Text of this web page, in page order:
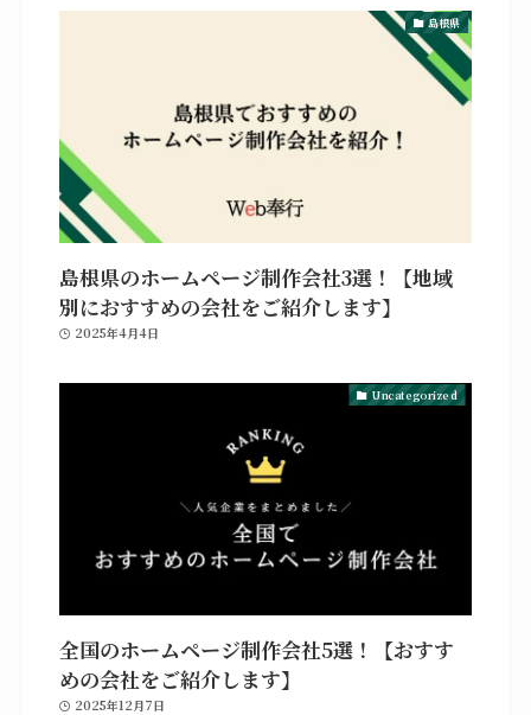
島根県
島根県のホームページ制作会社3選！【地域
別におすすめの会社をご紹介します】
2025年4月4日
Uncategorized
全国のホームページ制作会社5選！【おすす
めの会社をご紹介します】
2025年12月7日